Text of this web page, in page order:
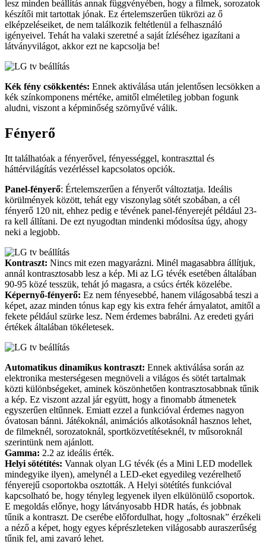
lesz minden beállítás annak függvényében, hogy a filmek, sorozatok
készítői mit tartottak jónak. Ez értelemszerűen tükrözi az ő
elképzeléseiket, de nem találkozik feltétlenül a felhasználó
igényeivel. Tehát ha valaki szeretné a saját ízléséhez igazítani a
látványvilágot, akkor ezt ne kapcsolja be!
Kék fény csökkentés: Ennek aktiválása után jelentősen lecsökken a
kék színkomponens mértéke, amitől elméletileg jobban fogunk
aludni, viszont a képminőség szörnyűvé válik.
Fényerő
Itt találhatóak a fényerővel, fényességgel, kontraszttal és
háttérvilágítás vezérléssel kapcsolatos opciók.
Panel-fényerő: Értelemszerűen a fényerőt változtatja. Ideális
körülmények között, tehát egy viszonylag sötét szobában, a cél
fényerő 120 nit, ehhez pedig e tévének panel-fényerejét például 23-
ra kell állítani. De ezt nyugodtan mindenki módosítsa úgy, ahogy
neki a legjobb.
Kontraszt: Nincs mit ezen magyarázni. Minél magasabbra állítjuk,
annál kontrasztosabb lesz a kép. Mi az LG tévék esetében általában
90-95 közé tesszük, tehát jó magasra, a csúcs érték közelébe.
Képernyő-fényerő: Ez nem fényesebbé, hanem világosabbá teszi a
képet, azaz minden tónus kap egy kis extra fehér árnyalatot, amitől a
fekete például szürke lesz. Nem érdemes babrálni. Az eredeti gyári
értékek általában tökéletesek.
Automatikus dinamikus kontraszt: Ennek aktiválása során az
elektronika mesterségesen megnöveli a világos és sötét tartalmak
közti különbségeket, aminek köszönhetően kontrasztosabbnak tűnik
a kép. Ez viszont azzal jár együtt, hogy a finomabb átmenetek
egyszerűen eltűnnek. Emiatt ezzel a funkcióval érdemes nagyon
óvatosan bánni. Játékoknál, animációs alkotásoknál hasznos lehet,
de filmeknél, sorozatoknál, sportközvetítéseknél, tv műsoroknál
szerintünk nem ajánlott.
Gamma: 2.2 az ideális érték.
Helyi sötétítés: Vannak olyan LG tévék (és a Mini LED modellek
mindegyike ilyen), amelynél a LED-eket egyedileg vezérelhető
fényerejű csoportokba osztották. A Helyi sötétítés funkcióval
kapcsolható be, hogy tényleg legyenek ilyen elkülönülő csoportok.
E megoldás előnye, hogy látványosabb HDR hatás, és jobbnak
tűnik a kontraszt. De cserébe előfordulhat, hogy „foltosnak” érzékeli
a néző a képet, hogy egyes képrészleteken világosabb auraszerűség
tűnik fel, ami zavaró lehet.